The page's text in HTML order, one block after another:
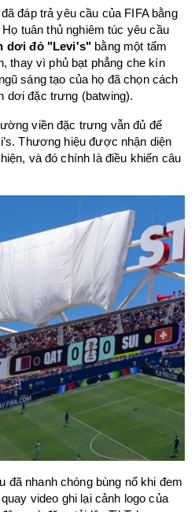
đáp trả yêu cầu của FIFA bằng
tuân thủ nghiêm túc yêu cầu
dơi đỏ "Levi's" bằng một tấm
thay vì phủ bạt phẳng che kín
sáng tạo của họ đã chọn cách
dơi đặc trưng (batwing).
viền đặc trưng vẫn đủ để
Thương hiệu được nhận diện
và đó chính là điều khiến câu
đã nhanh chóng bùng nổ khi đem
video ghi lại cảnh logo của